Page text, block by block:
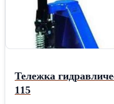
1,1 Диаметр
(605)мм Тип крепления
Упаковка - Фанерно-
69х64х58см
Тележка гидравлическая
115